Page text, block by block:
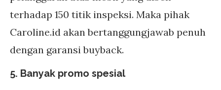
terhadap 150 titik inspeksi. Maka pihak
Caroline.id akan bertanggungjawab penuh
dengan garansi buyback.
5. Banyak promo spesial